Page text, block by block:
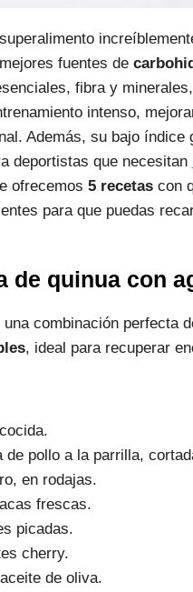
fuentes de
fibra y
intenso,
Además, su bajo
deportistas que necesitan
ofrecemos 5 recetascon
para que puedas
de quinua con
una combinación perfecta
, ideal para recuperar
de pollo a la parrilla,
en rodajas.
frescas.
picadas.
cherry.
de oliva.